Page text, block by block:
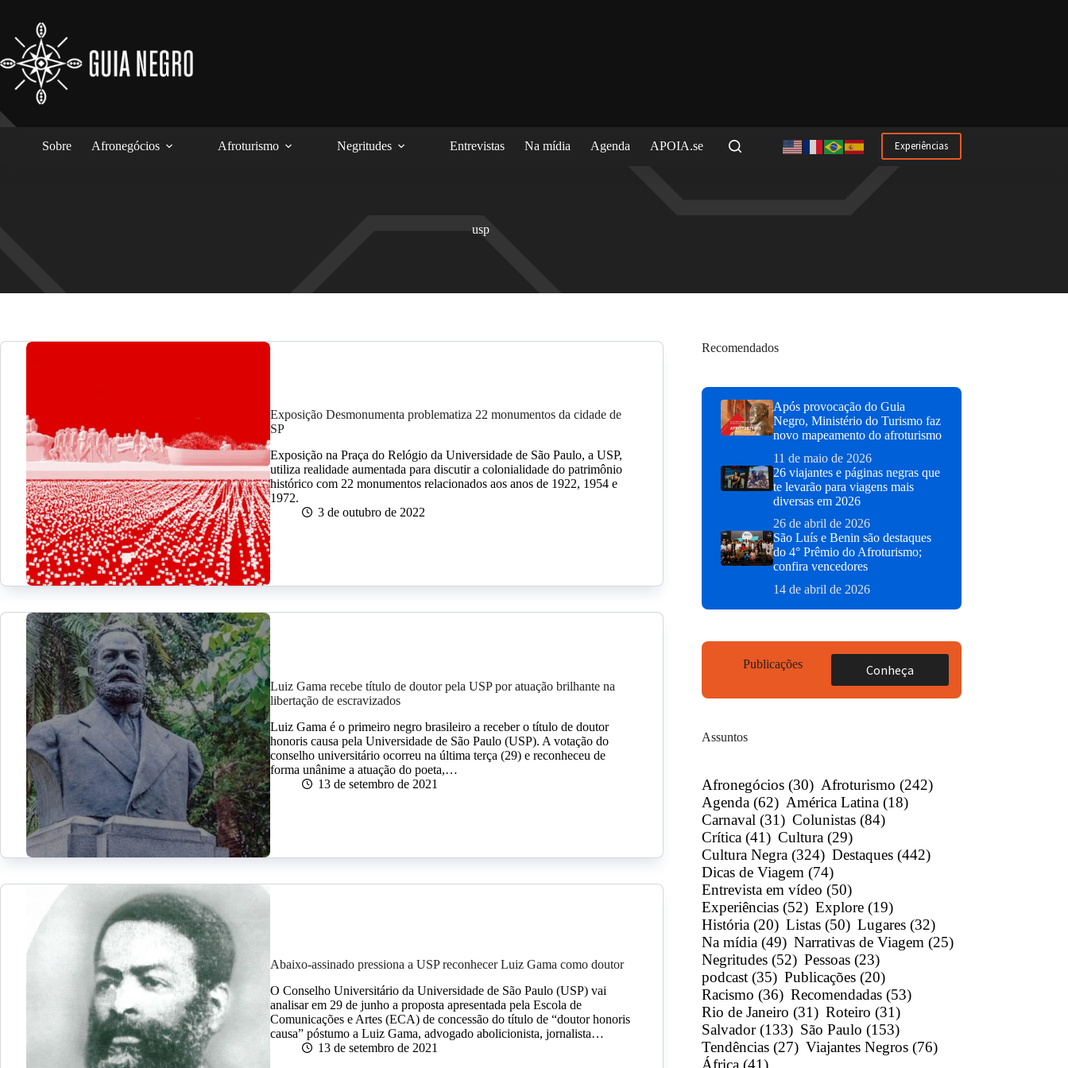
conteúdo
Sobre Afronegócios Afroturismo Negritudes Entrevistas Na mídia Agenda APOIA.se Experiências
usp
Exposição Desmonumenta problematiza 22 monumentos da cidade de
SP
Exposição na Praça do Relógio da Universidade de São Paulo, a USP,
utiliza realidade aumentada para discutir a colonialidade do patrimônio
histórico com 22 monumentos relacionados aos anos de 1922, 1954 e
1972.
3 de outubro de 2022
Luiz Gama recebe título de doutor pela USP por atuação brilhante na
libertação de escravizados
Luiz Gama é o primeiro negro brasileiro a receber o título de doutor
honoris causa pela Universidade de São Paulo (USP). A votação do
conselho universitário ocorreu na última terça (29) e reconheceu de
forma unânime a atuação do poeta,…
13 de setembro de 2021
Abaixo-assinado pressiona a USP reconhecer Luiz Gama como doutor
O Conselho Universitário da Universidade de São Paulo (USP) vai
analisar em 29 de junho a proposta apresentada pela Escola de
Comunicações e Artes (ECA) de concessão do título de “doutor honoris
causa” póstumo a Luiz Gama, advogado abolicionista, jornalista…
13 de setembro de 2021
Recomendados
Após provocação do Guia
Negro, Ministério do Turismo faz
novo mapeamento do afroturismo
11 de maio de 2026
26 viajantes e páginas negras que
te levarão para viagens mais
diversas em 2026
26 de abril de 2026
São Luís e Benin são destaques
do 4° Prêmio do Afroturismo;
confira vencedores
14 de abril de 2026
Publicações Conheça
Assuntos
Afronegócios (30) Afroturismo (242)
Agenda (62) América Latina (18)
Carnaval (31) Colunistas (84)
Crítica (41) Cultura (29)
Cultura Negra (324) Destaques (442)
Dicas de Viagem (74)
Entrevista em vídeo (50)
Experiências (52) Explore (19)
História (20) Listas (50) Lugares (32)
Na mídia (49) Narrativas de Viagem (25)
Negritudes (52) Pessoas (23)
podcast (35) Publicações (20)
Racismo (36) Recomendadas (53)
Rio de Janeiro (31) Roteiro (31)
Salvador (133) São Paulo (153)
Tendências (27) Viajantes Negros (76)
África (41)